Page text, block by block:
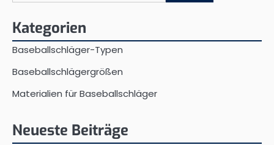
for:
Kategorien
Baseballschläger-Typen
Baseballschlägergrößen
Materialien für Baseballschläger
Neueste Beiträge